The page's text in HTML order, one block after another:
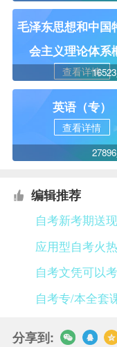
毛泽东思想和中国
会主义理论体系
查看详情
英语（专）
查看详情
编辑推荐
自考新考期送
应用型自考火
自考文凭可以
自考专/本全套
分享到: